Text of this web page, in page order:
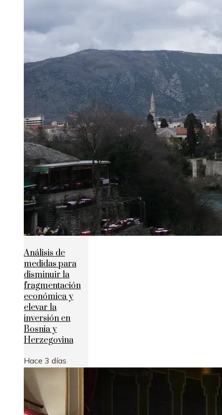
Análisis de
medidas para
disminuir la
fragmentación
económica y
elevar la
inversión en
Bosnia y
Herzegovina
Hace 3 días